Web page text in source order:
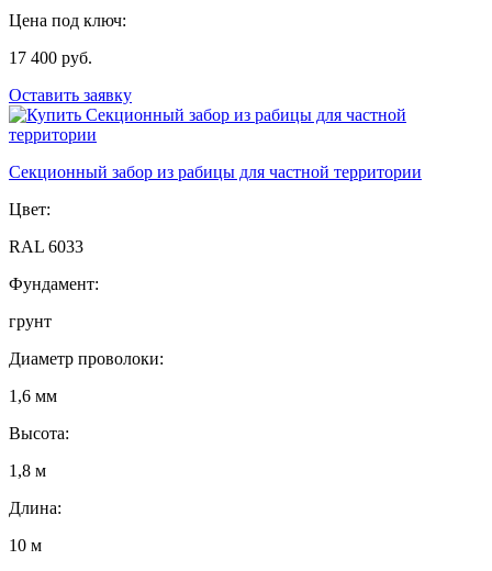
Цена под ключ:
17 400 руб.
Оставить заявку
Секционный забор из рабицы для частной территории
Цвет:
RAL 6033
Фундамент:
грунт
Диаметр проволоки:
1,6 мм
Высота:
1,8 м
Длина:
10 м